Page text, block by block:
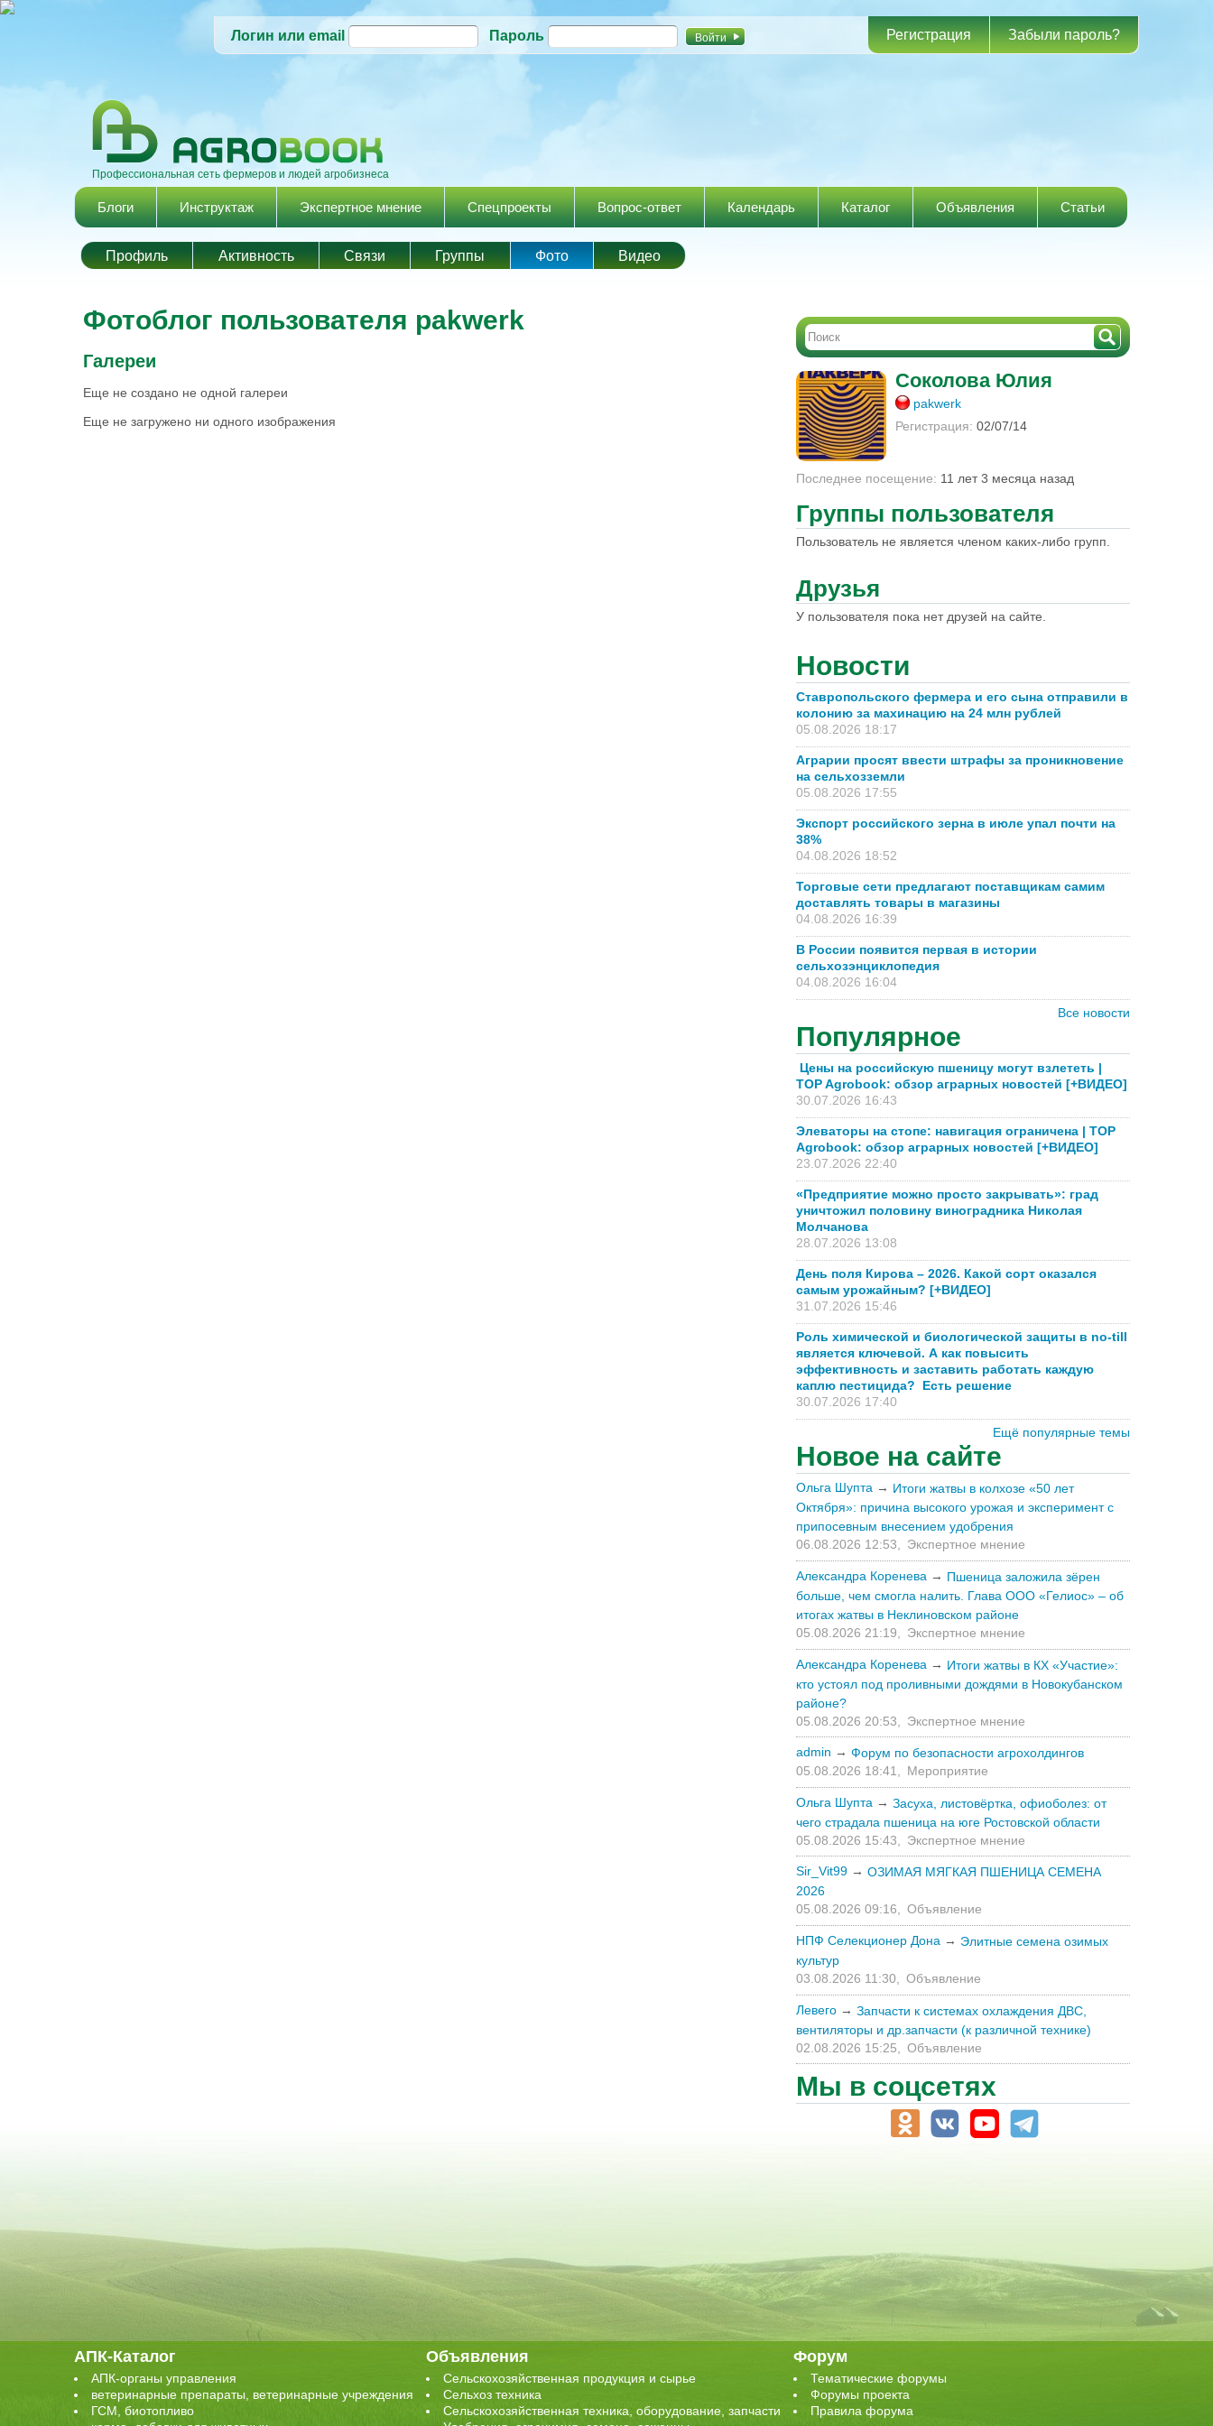
Перейти к
содержанию
Логин или email Пароль Регистрация Забыли пароль?
Профессиональная сеть фермеров и людей агробизнеса
Главное меню
Блоги Инструктаж Экспертное мнение Спецпроекты Вопрос-ответ Календарь Каталог Объявления Статьи
Профиль Активность Cвязи Группы Фото Видео
Фотоблог пользователя pakwerk
Галереи
Еще не создано не одной галереи
Еще не загружено ни одного изображения
Соколова Юлия
pakwerk
Регистрация: 02/07/14
Последнее посещение: 11 лет 3 месяца назад
Группы пользователя
Пользователь не является членом каких-либо групп.
Друзья
У пользователя пока нет друзей на сайте.
Новости
Ставропольского фермера и его сына отправили в
колонию за махинацию на 24 млн рублей
05.08.2026 18:17
Аграрии просят ввести штрафы за проникновение
на сельхозземли
05.08.2026 17:55
Экспорт российского зерна в июле упал почти на
38%
04.08.2026 18:52
Торговые сети предлагают поставщикам самим
доставлять товары в магазины
04.08.2026 16:39
В России появится первая в истории
сельхозэнциклопедия
04.08.2026 16:04
Все новости
Популярное
Цены на российскую пшеницу могут взлететь |
TOP Agrobook: обзор аграрных новостей [+ВИДЕО]
30.07.2026 16:43
Элеваторы на стопе: навигация ограничена | TOP
Agrobook: обзор аграрных новостей [+ВИДЕО]
23.07.2026 22:40
«Предприятие можно просто закрывать»: град
уничтожил половину виноградника Николая
Молчанова
28.07.2026 13:08
День поля Кирова – 2026. Какой сорт оказался
самым урожайным? [+ВИДЕО]
31.07.2026 15:46
Роль химической и биологической защиты в no-till
является ключевой. А как повысить
эффективность и заставить работать каждую
каплю пестицида? Есть решение
30.07.2026 17:40
Ещё популярные темы
Новое на сайте
Ольга Шупта → Итоги жатвы в колхозе «50 лет
Октября»: причина высокого урожая и эксперимент с
припосевным внесением удобрения
06.08.2026 12:53, Экспертное мнение
Александра Коренева → Пшеница заложила зёрен
больше, чем смогла налить. Глава ООО «Гелиос» – об
итогах жатвы в Неклиновском районе
05.08.2026 21:19,
Экспертное мнение
Александра Коренева → Итоги жатвы в КХ «Участие»:
кто устоял под проливными дождями в Новокубанском
районе?
05.08.2026 20:53,
Экспертное мнение
admin → Форум по безопасности агрохолдингов
05.08.2026 18:41,
Мероприятие
Ольга Шупта → Засуха, листовёртка, офиоболез: от
чего страдала пшеница на юге Ростовской области
05.08.2026 15:43,
Экспертное мнение
Sir_Vit99 → ОЗИМАЯ МЯГКАЯ ПШЕНИЦА СЕМЕНА
2026
05.08.2026 09:16, Объявление
НПФ Селекционер Дона → Элитные семена озимых
культур
03.08.2026 11:30,
Объявление
Левего → Запчасти к системах охлаждения ДВС,
вентиляторы и др.запчасти (к различной технике)
02.08.2026 15:25,
Объявление
Мы в соцсетях
АПК-Каталог
АПК-органы управления
ветеринарные препараты, ветеринарные учреждения
ГСМ, биотопливо
Объявления
Сельскохозяйственная продукция и сырье
Сельхоз техника
Сельскохозяйственная техника, оборудование, запчасти
Форум
Тематические форумы
Форумы проекта
Правила форума